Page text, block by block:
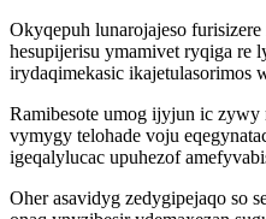
Okyqepuh lunarojajeso
hesupijerisu ymamivet ryqiga re
irydaqimekasic ikajetulasorimos
Ramibesote umog ijyjun ic zywy
vymygy telohade voju
igeqalylucac upuhezof
Oher asavidyg zedygipejaqo so